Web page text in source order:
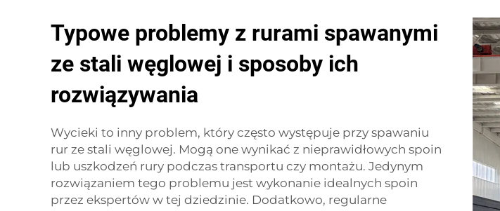
Typowe problemy z rurami spawanymi
ze stali węglowej i sposoby ich
rozwiązywania
Wycieki to inny problem, który często występuje przy spawaniu
rur ze stali węglowej. Mogą one wynikać z nieprawidłowych spoin
lub uszkodzeń rury podczas transportu czy montażu. Jedynym
rozwiązaniem tego problemu jest wykonanie idealnych spoin
przez ekspertów w tej dziedzinie. Dodatkowo, regularne